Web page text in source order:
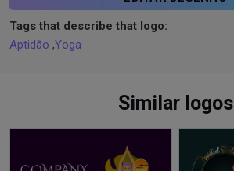
Tags that describe that logo:
Aptidão ,Yoga
Similar logos